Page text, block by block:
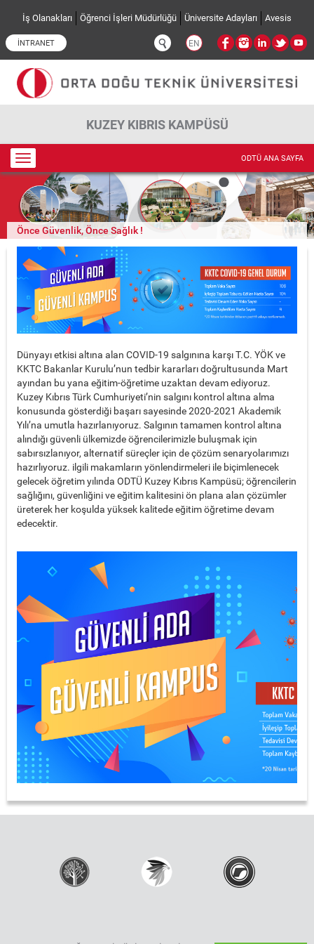
İş Olanakları Öğrenci İşleri Müdürlüğü Üniversite Adayları Avesis
İNTRANET EN
KUZEY KIBRIS KAMPÜSÜ
Toggle
navigation
ODTÜ ANA SAYFA
Önce Güvenlik, Önce Sağlık !
Dünyayı etkisi altına alan COVID-19 salgınına karşı T.C. YÖK ve
KKTC Bakanlar Kurulu’nun tedbir kararları doğrultusunda Mart
ayından bu yana eğitim-öğretime uzaktan devam ediyoruz.
Kuzey Kıbrıs Türk Cumhuriyeti’nin salgını kontrol altına alma
konusunda gösterdiği başarı sayesinde 2020-2021 Akademik
Yılı’na umutla hazırlanıyoruz. Salgının tamamen kontrol altına
alındığı güvenli ülkemizde öğrencilerimizle buluşmak için
sabırsızlanıyor, alternatif süreçler için de çözüm senaryolarımızı
hazırlıyoruz. ilgili makamların yönlendirmeleri ile biçimlenecek
gelecek öğretim yılında ODTÜ Kuzey Kıbrıs Kampüsü; öğrencilerin
sağlığını, güvenliğini ve eğitim kalitesini ön plana alan çözümler
üreterek her koşulda yüksek kalitede eğitim öğretime devam
edecektir.